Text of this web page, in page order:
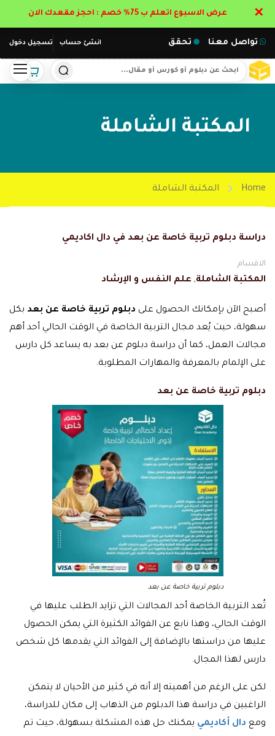
انشئ حساب تسجيل دخول تواصل معنا تحقق
المكتبة الشاملة
Home المكتبة الشاملة
دراسة دبلوم تربية خاصة عن بعد في دال اكاديمي
الاقسام
المكتبة الشاملة, علم النفس و الإرشاد
أصبح الآن بإمكانك الحصول على دبلوم تربية خاصة عن بعد بكل
سهولة، حيث يُعد مجال التربية الخاصة في الوقت الحالي أحد أهم
مجالات العمل، كما أن دراسة دبلوم عن بعد به يساعد كل دارس
على الإلمام بالمعرفة والمهارات المطلوبة.
دبلوم تربية خاصة عن بعد
دبلوم تربية خاصة عن بعد
تُعد التربية الخاصة أحد المجالات التي تزايد الطلب عليها في
الوقت الحالي، وهذا نابع عن الفوائد الكثيرة التي يمكن الحصول
عليها من دراستها بالإضافة إلى الفوائد التي يقدمها كل شخص
دارس لهذا المجال.
لكن على الرغم من أهميته إلا أنه في كثير من الأحيان لا يتمكن
الراغبين في دراسة هذا الدبلوم من الذهاب إلى مكان للدراسة،
ومع دال أكاديمي يمكنك حل هذه المشكلة بسهولة، حيث تم
عرض الاسبوع اتعلم ب 75% خصم : احجز مقعدك الان ✕